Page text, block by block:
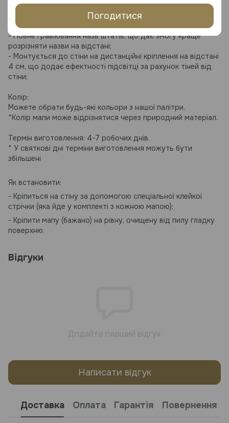
Погодитися
Особливості:
- Повне гравіювання назв штатів, що дає змогу краще
розрізняти назви на відстані;
- Монтується до стіни на дистанційні кріплення на відстані
4 см, що додає ефектності підсвітці за рахунок тіней від
стіни;
Колір:
Можете обрати будь-які кольори з нашої палітри.
*Колір мапи може відрізнятися через природний матеріал.
Термін виготовлення: 4-7 робочих днів.
* У святкові дні терміни виготовлення можуть бути
збільшені
Як встановити:
- Кріпиться на стіну за допомогою спеціальної клейкої
стрічки (яка йде у комплекті з кожною мапою);
- Кріпити мапу (бажано) на рівну, очищену від пилу гладку
поверхню.
Відгуки
Додайте перший відгук
Написати відгук
Доставка Оплата Гарантія Повернення